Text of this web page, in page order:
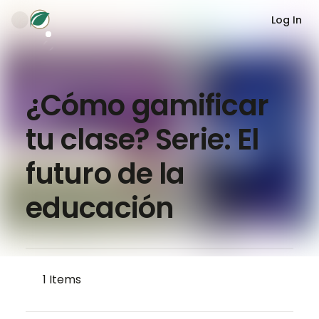
Log In
¿Cómo gamificar
tu clase? Serie: El
futuro de la
educación
1 Items